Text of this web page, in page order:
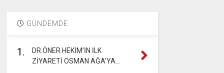
GÜNDEMDE
1.
DR.ÖNER HEKİM’İN İLK
ZİYARETİ OSMAN AĞA’YA…